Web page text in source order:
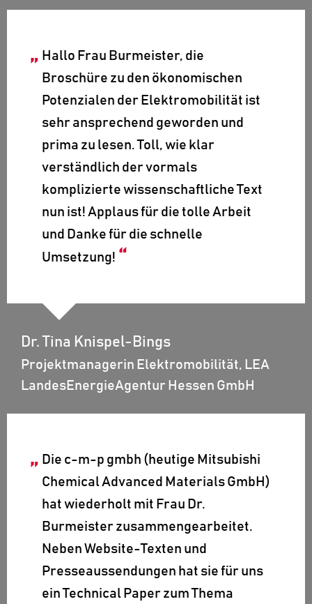
Hallo Frau Burmeister, die
Broschüre zu den ökonomischen
Potenzialen der Elektromobilität ist
sehr ansprechend geworden und
prima zu lesen. Toll, wie klar
verständlich der vormals
komplizierte wissenschaftliche Text
nun ist! Applaus für die tolle Arbeit
und Danke für die schnelle
Umsetzung!
Dr. Tina Knispel-Bings
Projektmanagerin Elektromobilität, LEA
LandesEnergieAgentur Hessen GmbH
Die c-m-p gmbh (heutige Mitsubishi
Chemical Advanced Materials GmbH)
hat wiederholt mit Frau Dr.
Burmeister zusammengearbeitet.
Neben Website-Texten und
Presseaussendungen hat sie für uns
ein Technical Paper zum Thema